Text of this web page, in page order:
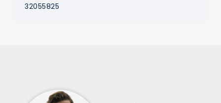
32055825